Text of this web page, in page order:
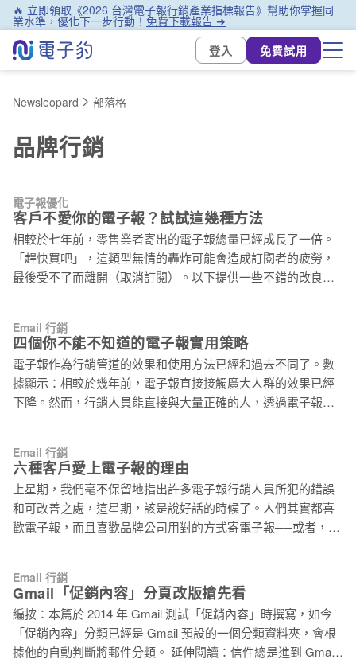
🔥 立即領取《2026 台灣電子報行銷產業指標報告》幫助你掌握同
業水準，優化下一步行動！免費下載報告 ➜
登入
免費試用
Newsleopard 部落格
品牌行銷
電子報優化
客戶不愛你的電子報？試試這幾種方法
相較於七年前，零售業者寄出的電子報總量已經成長了一倍。
「趕快買吧」，這類型無情的轟炸可能會造成訂閱者的疲勞，
最後受不了而離開（取消訂閱）。以下提供一些不錯的改良方
偏愛透過 email 來接收促銷、折扣。然而，當你的訊息都是以
銷售為主時，你的風險是非常高的。 為什麼？ 根據 Chad
White 的研究，每個使用者收到的促銷電子報已經是七年前的兩
倍。在過去，訂閱者每年平均收到 95 封來自零售商的電子報。
而這個數字在去年已經提高到每年 215 了。這還不包含觸發式
所觸發的電子報，也不包括非許可式的垃圾信。 除了電子報許
可式行銷的特性和強大的 ROI 外，行動裝置的普及也是零售商
提高寄送頻率的原因。為了讓電子報適應行動裝置而將訊息變
短，也使一些電子報行銷人員將訊息拆成兩份寄送，這些情況
都促成了寄信頻率的提升。 不管是什麼原因造成，對於訂閱者
Email 行銷
四個你不能不知道的電子報實用策略
電子報作為行銷管道的效果和使用方法已經和過去不同了。數
據顯示：相較於幾年前，電子報直接接觸廣大人群的效果已經
下降。然而，行銷人員能直接與大量正確的人，透過電子報行
道已經示微 在過去，電子報行銷的核心是名單：買名單，交換
名單，增加名單，最後無差別的對名單裡的人發送大量廣告資
訊，名單的數量遠遠比品質重要。現在，由於行銷訊息個人化
的趨勢 ( 很大程度上，因為社群媒體成了接觸點之一 )，電子報
與大量使用者對話的效果已經不如以往。數據指出群發訊息
與他們不相關的內容退訂，或歸類為垃圾信件。 不相關的內
容，對收件者來說就是垃圾信 作為與現有客戶溝通的橋梁，會
有較好的效果 電子報有兩個特性： * 作為行銷管道，被信任的
程度較高。 * 直接的曝光效果：如果訂閱者願意開信的話，可
以直接將訊息傳達給他們。 由這兩個特性，可以知道：雖然電
Email 行銷
六種客戶愛上電子報的理由
上星期，我們毫不保留地指出許多電子報行銷人員所犯的錯誤
和可改善之處，這星期，該是說好話的時候了。人們其實都喜
歡電子報，而且喜歡品牌公司用對的方式寄電子報──或者，至
情」努力。 1.簡單 美國知名的電子郵件行銷公司 BrightWave
的副總裁 Jay Jhun ，也是 Twitter 上「 best email handle 」
的所有人，他曾說他喜歡 Pandora 的電子報，因為 Pandora
電子報連結了特定的播放清單或歌曲，並且會自動開啟 app。
「 想要在你的 app 中取得一些 ROI 嗎？建置 URL
Email 行銷
Gmail「促銷內容」分頁改版搶先看
編按：本篇於 2014 年 Gmail 測試「促銷內容」時撰寫，如今
「促銷內容」分類已經是 Gmail 預設的一個分類資料夾，會根
據他的自動判斷將郵件分類。 延伸閱讀：信件總是進到 Gmail